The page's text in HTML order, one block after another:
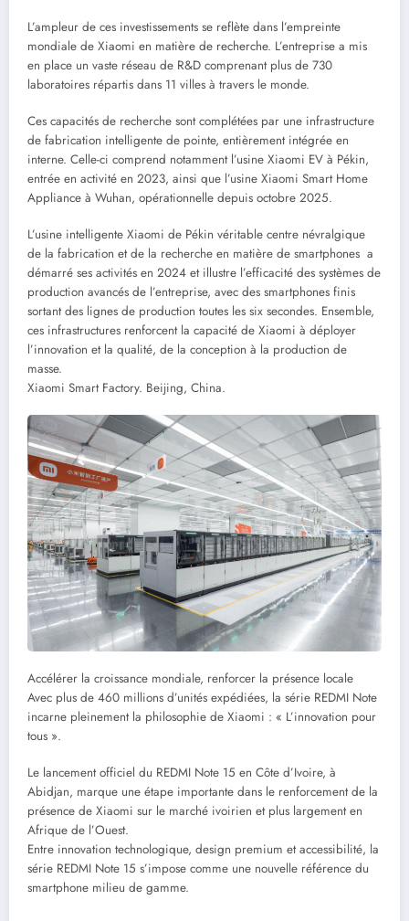
L’ampleur de ces investissements se reflète dans l’empreinte
mondiale de Xiaomi en matière de recherche. L’entreprise a mis
en place un vaste réseau de R&D comprenant plus de 730
laboratoires répartis dans 11 villes à travers le monde.
Ces capacités de recherche sont complétées par une infrastructure
de fabrication intelligente de pointe, entièrement intégrée en
interne. Celle-ci comprend notamment l’usine Xiaomi EV à Pékin,
entrée en activité en 2023, ainsi que l’usine Xiaomi Smart Home
Appliance à Wuhan, opérationnelle depuis octobre 2025.
L’usine intelligente Xiaomi de Pékin véritable centre névralgique
de la fabrication et de la recherche en matière de smartphones a
démarré ses activités en 2024 et illustre l’efficacité des systèmes de
production avancés de l’entreprise, avec des smartphones finis
sortant des lignes de production toutes les six secondes. Ensemble,
ces infrastructures renforcent la capacité de Xiaomi à déployer
l’innovation et la qualité, de la conception à la production de
masse.
Xiaomi Smart Factory. Beijing, China.
Accélérer la croissance mondiale, renforcer la présence locale
Avec plus de 460 millions d’unités expédiées, la série REDMI Note
incarne pleinement la philosophie de Xiaomi : « L’innovation pour
tous ».
Le lancement officiel du REDMI Note 15 en Côte d’Ivoire, à
Abidjan, marque une étape importante dans le renforcement de la
présence de Xiaomi sur le marché ivoirien et plus largement en
Afrique de l’Ouest.
Entre innovation technologique, design premium et accessibilité, la
série REDMI Note 15 s’impose comme une nouvelle référence du
smartphone milieu de gamme.